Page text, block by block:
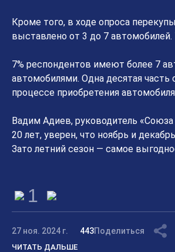
Кроме того, в ходе опроса
выставлено от 3 до 7
7% респондентов имеют более 7
автомобилями. Одна десятая
процессе приобретения
Вадим Адиев, руководитель
20 лет, уверен, что ноябрь и
Зато летний сезон — самое
1
27 ноя. 2024 г. 443Поделиться
ЧИТАТЬ ДАЛЬШЕ